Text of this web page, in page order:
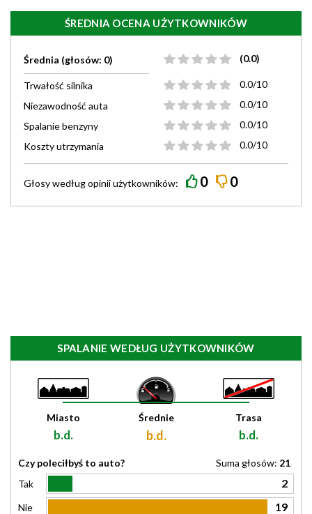
ŚREDNIA OCENA UŻYTKOWNIKÓW
Średnia (głosów: 0) (0.0)
Trwałość silnika
0.0/10
Niezawodność auta
0.0/10
Spalanie benzyny
0.0/10
Koszty utrzymania
0.0/10
Głosy wedługopiniiużytkowników: 0 0
SPALANIE WEDŁUG UŻYTKOWNIKÓW
Miasto
b.d.
Średnie
b.d.
Trasa
b.d.
Czy poleciłbyś to auto? Suma głosów: 21
Tak
2
Nie 19